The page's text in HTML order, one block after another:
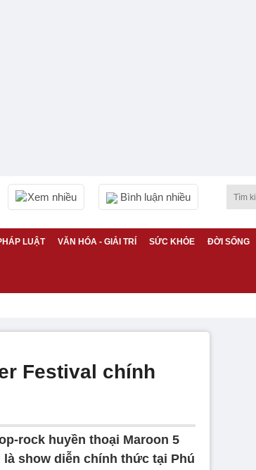
Xem nhiều Bình luận nhiều
LUẬT VĂN HÓA - GIẢI TRÍ SỨC KHỎE ĐỜI SỐNG
Festival chính
rock huyền thoại Maroon 5
show diễn chính thức tại Phú